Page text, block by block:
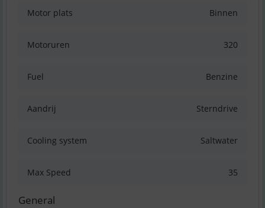
Motor plats Binnen
Motoruren 320
Fuel Benzine
Aandrij Sterndrive
Cooling system Saltwater
Max Speed 35
General